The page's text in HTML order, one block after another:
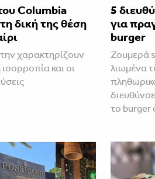
Columbia
δική της θέση
την χαρακτηρίζουν
και οι
5
για
burger
Ζουμερά
λιωμένα
το burger